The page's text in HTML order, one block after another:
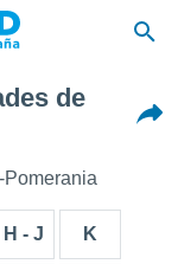
de
H - J K